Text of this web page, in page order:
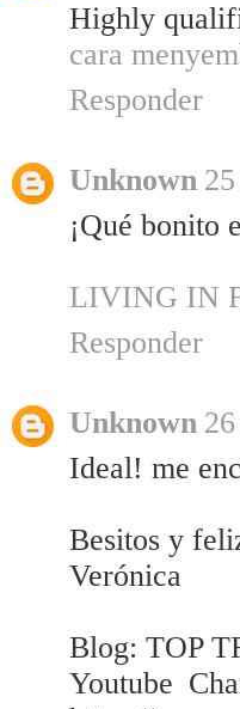
Highly
cara
Responder
Unknown
¡Qué bonito
LIVING IN
Responder
Unknown
Ideal! me
Besitos y
Verónica
Blog: TOP
Youtube